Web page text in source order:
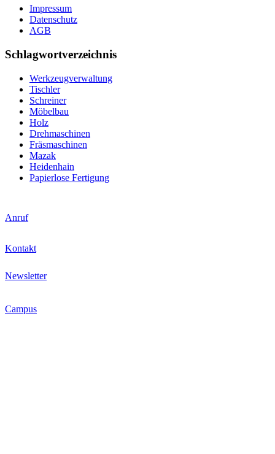
Impressum
Datenschutz
AGB
Schlagwortverzeichnis
Werkzeugverwaltung
Tischler
Schreiner
Möbelbau
Holz
Drehmaschinen
Fräsmaschinen
Mazak
Heidenhain
Papierlose Fertigung
Anruf
Kontakt
Newsletter
Campus